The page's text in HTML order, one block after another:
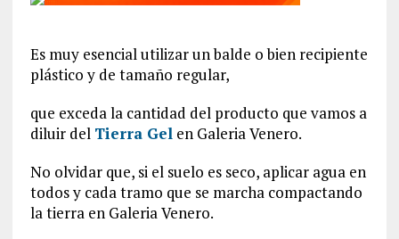
Es muy esencial utilizar un balde o bien recipiente
plástico y de tamaño regular,
que exceda la cantidad del producto que vamos a
diluir del Tierra Gelen Galeria Venero.
No olvidar que, si el suelo es seco, aplicar agua en
todos y cada tramo que se marcha compactando
la tierra en Galeria Venero.